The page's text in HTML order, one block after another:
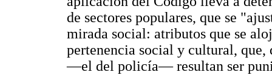
de sectores populares, que se
mirada social: atributos que se
pertenencia social y cultural, que,
—el del policía— resultan ser